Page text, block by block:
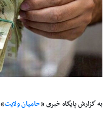
به گزارش پایگاه خبری «حامیان ولایت